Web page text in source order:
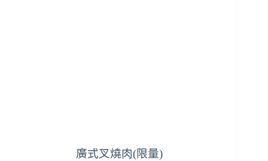
廣式叉燒肉(限量)